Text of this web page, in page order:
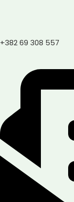
+382 69 308 557